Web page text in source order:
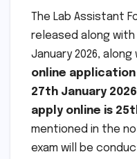
The Lab Assistant
released along
January 2026,
online
27th January
apply online is
mentioned in the
exam will be